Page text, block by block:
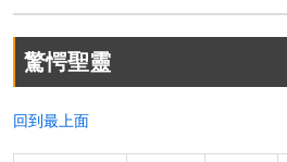
驚愕聖靈
回到最上面